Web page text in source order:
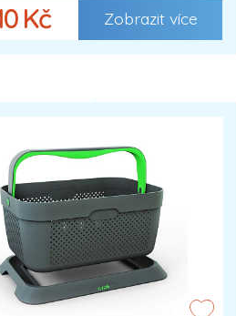
Kč Zobrazit více